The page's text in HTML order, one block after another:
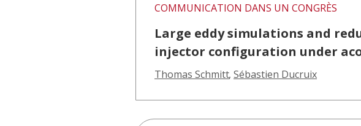
COMMUNICATION DANS UN CONGRÈS
Large eddy simulations and
injector configuration under
Thomas Schmitt, Sébastien Ducruix